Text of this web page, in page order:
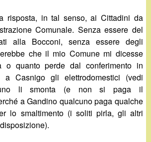
risposta, in tal senso, ai Cittadini da
Comunale. Senza essere del
alla Bocconi, senza essere degli
che il mio Comune mi dicesse
o quanto perde dal conferimento in
a Casnigo gli elettrodomestici (vedi
li smonta (e non si paga il
a Gandino qualcuno paga qualche
lo smaltimento (i soliti pirla, gli altri